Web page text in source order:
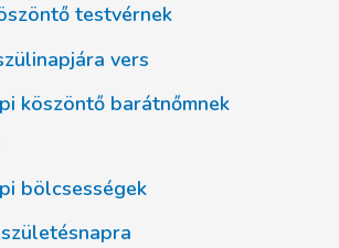
testvérnek
vers
köszöntő barátnőmnek
bölcsességek